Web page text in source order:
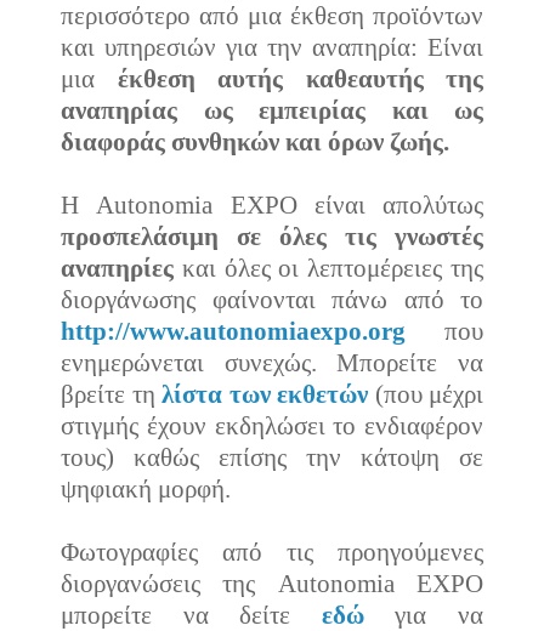
περισσότερο από μια έκθεση προϊόντων
και υπηρεσιών για την αναπηρία: Είναι
μια έκθεση αυτής καθεαυτής της
αναπηρίας ως εμπειρίας και ως
διαφοράς συνθηκών και όρων ζωής.
Η Autonomia EXPO είναι απολύτως
προσπελάσιμη σε όλες τις γνωστές
αναπηρίες και όλες οι λεπτομέρειες της
διοργάνωσης φαίνονται πάνω από το
http://www.autonomiaexpo.org που
ενημερώνεται συνεχώς. Μπορείτε να
βρείτε τη λίστα των εκθετών (που μέχρι
στιγμής έχουν εκδηλώσει το ενδιαφέρον
τους) καθώς επίσης την κάτοψη σε
ψηφιακή μορφή.
Φωτογραφίες από τις προηγούμενες
διοργανώσεις της Autonomia EXPO
μπορείτε να δείτε εδώγια να